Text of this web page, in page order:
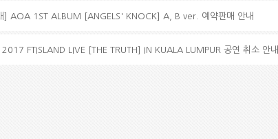
] AOA 1ST ALBUM [ANGELS' KNOCK] A, B ver. 예약판매 안내
2017 FTISLAND LIVE [THE TRUTH] IN KUALA LUMPUR 공연 취소 안내